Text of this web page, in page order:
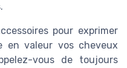
pour exprimer
en valeur vos cheveux
vous de toujours